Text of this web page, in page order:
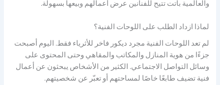
والعالمية باتت تتيح للفنانين عرض أعمالهم وبيعها بسهولة.
لماذا ازداد الطلب على اللوحات الفنية؟
لم تعد اللوحات الفنية مجرد ديكور فاخر للأثرياء فقط. اليوم أصبحت
جزءًا من هوية المنازل والمكاتب والمقاهي وحتى المحتوى على
وسائل التواصل الاجتماعي. الكثير من الأشخاص يبحثون عن أعمال
فنية تضيف طابعًا خاصًا لمساحتهم أو تعبّر عن شخصيتهم.